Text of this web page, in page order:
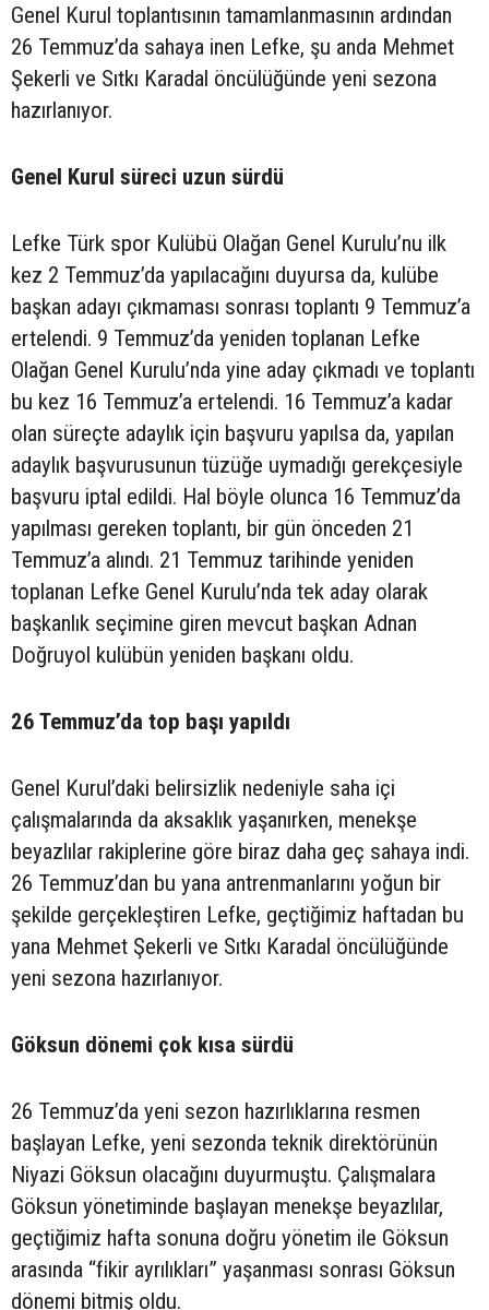
Genel Kurul toplantısının tamamlanmasının ardından
26 Temmuz’da sahaya inen Lefke, şu anda Mehmet
Şekerli ve Sıtkı Karadal öncülüğünde yeni sezona
hazırlanıyor.
Genel Kurul süreci uzun sürdü
Lefke Türk spor Kulübü Olağan Genel Kurulu’nu ilk
kez 2 Temmuz’da yapılacağını duyursa da, kulübe
başkan adayı çıkmaması sonrası toplantı 9 Temmuz’a
ertelendi. 9 Temmuz’da yeniden toplanan Lefke
Olağan Genel Kurulu’nda yine aday çıkmadı ve toplantı
bu kez 16 Temmuz’a ertelendi. 16 Temmuz’a kadar
olan süreçte adaylık için başvuru yapılsa da, yapılan
adaylık başvurusunun tüzüğe uymadığı gerekçesiyle
başvuru iptal edildi. Hal böyle olunca 16 Temmuz’da
yapılması gereken toplantı, bir gün önceden 21
Temmuz’a alındı. 21 Temmuz tarihinde yeniden
toplanan Lefke Genel Kurulu’nda tek aday olarak
başkanlık seçimine giren mevcut başkan Adnan
Doğruyol kulübün yeniden başkanı oldu.
26 Temmuz’da top başı yapıldı
Genel Kurul’daki belirsizlik nedeniyle saha içi
çalışmalarında da aksaklık yaşanırken, menekşe
beyazlılar rakiplerine göre biraz daha geç sahaya indi.
26 Temmuz’dan bu yana antrenmanlarını yoğun bir
şekilde gerçekleştiren Lefke, geçtiğimiz haftadan bu
yana Mehmet Şekerli ve Sıtkı Karadal öncülüğünde
yeni sezona hazırlanıyor.
Göksun dönemi çok kısa sürdü
26 Temmuz’da yeni sezon hazırlıklarına resmen
başlayan Lefke, yeni sezonda teknik direktörünün
Niyazi Göksun olacağını duyurmuştu. Çalışmalara
Göksun yönetiminde başlayan menekşe beyazlılar,
geçtiğimiz hafta sonuna doğru yönetim ile Göksun
arasında “fikir ayrılıkları” yaşanması sonrası Göksun
dönemi bitmiş oldu.